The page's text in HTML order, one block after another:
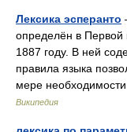
Лексика эсперанто
определён в Первой
1887 году. В ней
правила языка
мере
Википедия